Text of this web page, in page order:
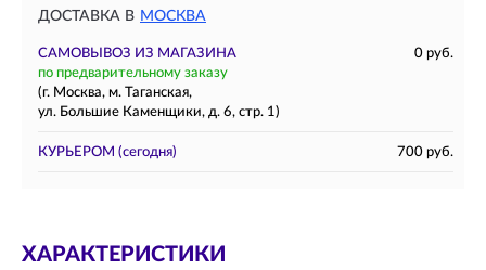
ДОСТАВКА В МОСКВА
САМОВЫВОЗ ИЗ МАГАЗИНА
0 руб.
по предварительному заказу
(г. Москва, м. Таганская,
ул. Большие Каменщики, д. 6, стр. 1)
КУРЬЕРОМ (сегодня) 700 руб.
ХАРАКТЕРИСТИКИ